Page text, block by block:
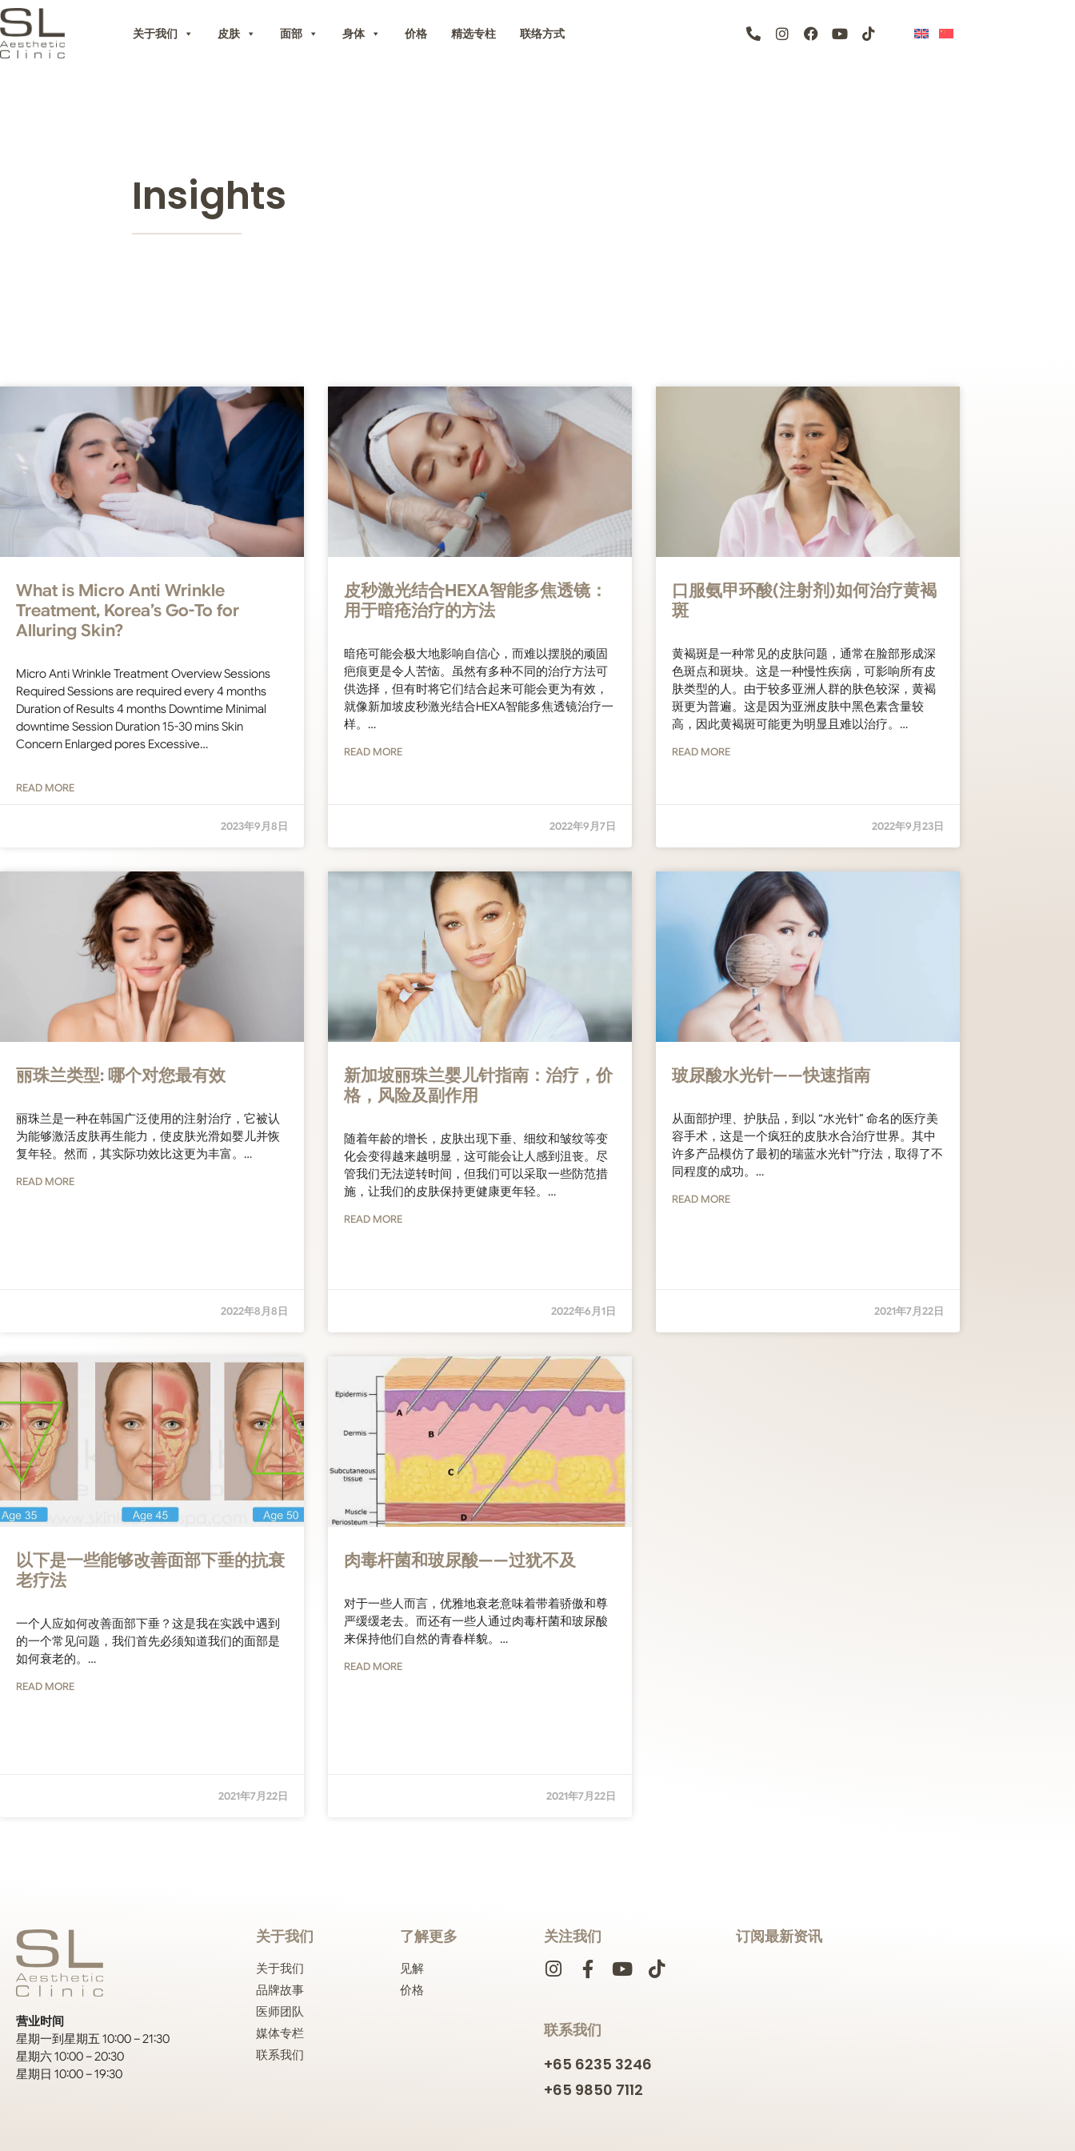
关于我们 皮肤 面部 身体 价格 精选专柱 联络方式
Insights
What is Micro Anti Wrinkle
Treatment, Korea’s Go-To for
Alluring Skin?
Micro Anti Wrinkle Treatment Overview Sessions
Required Sessions are required every 4 months
Duration of Results 4 months Downtime Minimal
downtime Session Duration 15-30 mins Skin
Concern Enlarged pores Excessive…
READ MORE
2023年9月8日
皮秒激光结合HEXA智能多焦透镜：
用于暗疮治疗的方法
暗疮可能会极大地影响自信心，而难以摆脱的顽固
疤痕更是令人苦恼。虽然有多种不同的治疗方法可
供选择，但有时将它们结合起来可能会更为有效，
就像新加坡皮秒激光结合HEXA智能多焦透镜治疗一
样。…
READ MORE
2022年9月7日
口服氨甲环酸(注射剂)如何治疗黄褐
斑
黄褐斑是一种常见的皮肤问题，通常在脸部形成深
色斑点和斑块。这是一种慢性疾病，可影响所有皮
肤类型的人。由于较多亚洲人群的肤色较深，黄褐
斑更为普遍。这是因为亚洲皮肤中黑色素含量较
高，因此黄褐斑可能更为明显且难以治疗。…
READ MORE
2022年9月23日
丽珠兰类型: 哪个对您最有效
丽珠兰是一种在韩国广泛使用的注射治疗，它被认
为能够激活皮肤再生能力，使皮肤光滑如婴儿并恢
复年轻。然而，其实际功效比这更为丰富。…
READ MORE
2022年8月8日
新加坡丽珠兰婴儿针指南：治疗，价
格，风险及副作用
随着年龄的增长，皮肤出现下垂、细纹和皱纹等变
化会变得越来越明显，这可能会让人感到沮丧。尽
管我们无法逆转时间，但我们可以采取一些防范措
施，让我们的皮肤保持更健康更年轻。…
READ MORE
2022年6月1日
玻尿酸水光针——快速指南
从面部护理、护肤品，到以 “水光针” 命名的医疗美
容手术，这是一个疯狂的皮肤水合治疗世界。其中
许多产品模仿了最初的瑞蓝水光针™疗法，取得了不
同程度的成功。…
READ MORE
2021年7月22日
以下是一些能够改善面部下垂的抗衰
老疗法
一个人应如何改善面部下垂？这是我在实践中遇到
的一个常见问题，我们首先必须知道我们的面部是
如何衰老的。…
READ MORE
2021年7月22日
肉毒杆菌和玻尿酸——过犹不及
对于一些人而言，优雅地衰老意味着带着骄傲和尊
严缓缓老去。而还有一些人通过肉毒杆菌和玻尿酸
来保持他们自然的青春样貌。…
READ MORE
2021年7月22日
营业时间
星期一到星期五 10:00 – 21:30
星期六 10:00 – 20:30
星期日 10:00 – 19:30
关于我们
关于我们
品牌故事
医师团队
媒体专栏
联系我们
了解更多
见解
价格
关注我们
联系我们
+65 6235 3246
+65 9850 7112
订阅最新资讯